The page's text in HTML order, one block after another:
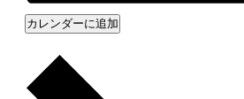
カレンダーに追加